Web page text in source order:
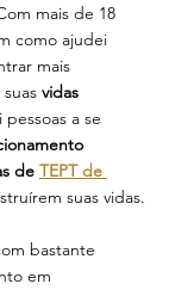
mais de 18
como ajudei
mais
vidas
pessoas a se
de TEPT de
suas vidas.
bastante
em